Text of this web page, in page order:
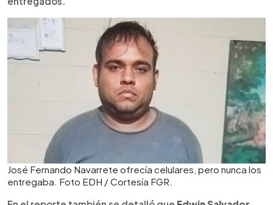
José Fernando Navarrete ofrecía celulares, pero nunca los
entregaba. Foto EDH / Cortesía FGR.